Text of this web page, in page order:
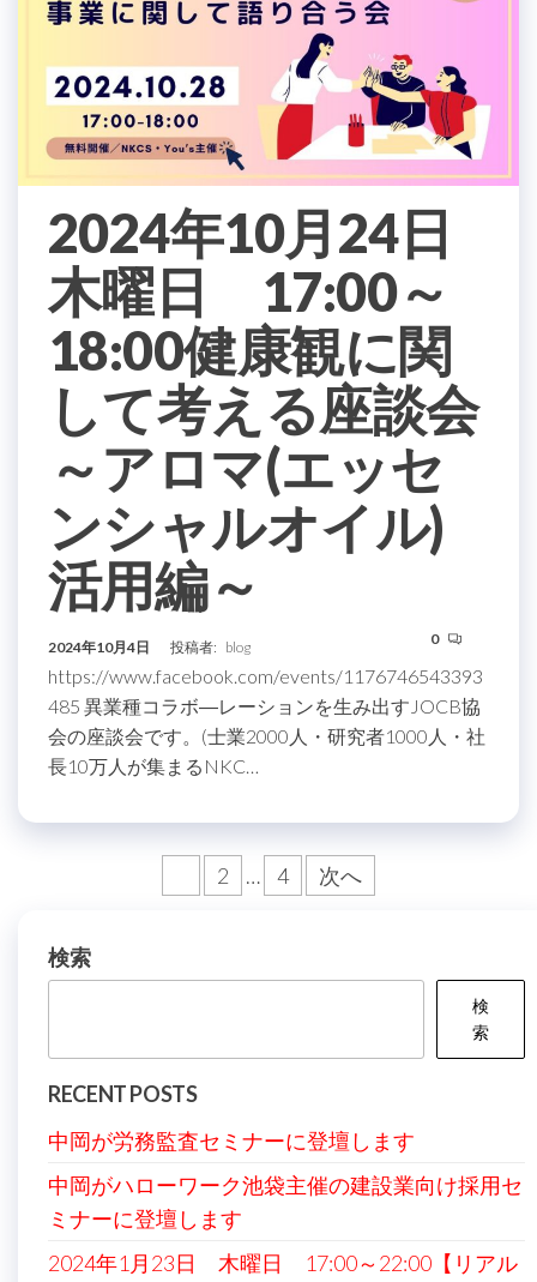
2024年10月24日
木曜日 17:00～
18:00健康観に関
して考える座談会
～アロマ(エッセ
ンシャルオイル)
活用編～
2024年10月4日 投稿者: blog 0
https://www.facebook.com/events/1176746543393
485 異業種コラボ―レーションを生み出すJOCB協
会の座談会です。(士業2000人・研究者1000人・社
長10万人が集まるNKC…
の
ペ
ジ
送
り
2 … 4 次へ
検索
検
索
RECENT POSTS
中岡が労務監査セミナーに登壇します
中岡がハローワーク池袋主催の建設業向け採用セ
ミナーに登壇します
2024年1月23日 木曜日 17:00～22:00【リアル